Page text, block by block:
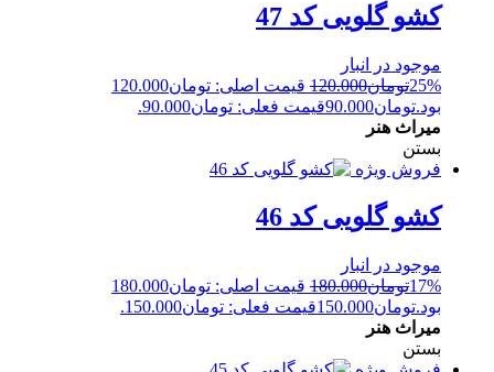
کشو گلویی کد 47
موجود در انبار
25%تومان120.000
قیمت اصلی: تومان120.000
بود.تومان90.000قیمت فعلی: تومان90.000.
میراث هنر
بستن
فروش ویژه
کشو گلویی کد 46
موجود در انبار
17%تومان180.000
قیمت اصلی: تومان180.000
بود.تومان150.000قیمت فعلی: تومان150.000.
میراث هنر
بستن